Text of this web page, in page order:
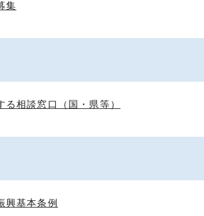
集
相談窓口（国・県等）
興基本条例